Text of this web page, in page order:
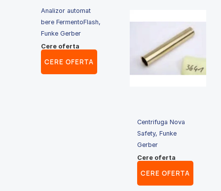
Analizor automat
bere FermentoFlash,
Funke Gerber
Cere oferta
CERE OFERTA
Centrifuga Nova
Safety, Funke
Gerber
Cere oferta
CERE OFERTA